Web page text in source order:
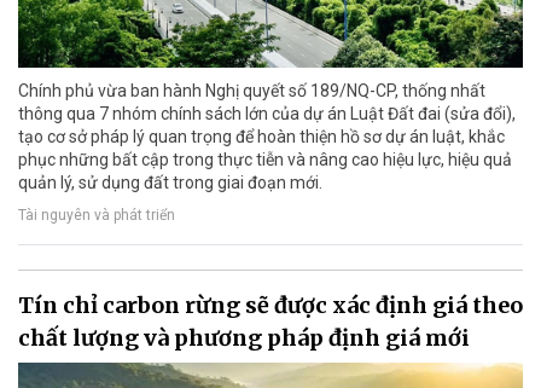
Chính phủ vừa ban hành Nghị quyết số 189/NQ-CP, thống nhất
thông qua 7 nhóm chính sách lớn của dự án Luật Đất đai (sửa đổi),
tạo cơ sở pháp lý quan trọng để hoàn thiện hồ sơ dự án luật, khắc
phục những bất cập trong thực tiễn và nâng cao hiệu lực, hiệu quả
quản lý, sử dụng đất trong giai đoạn mới.
Tài nguyên và phát triển
Tín chỉ carbon rừng sẽ được xác định giá theo
chất lượng và phương pháp định giá mới